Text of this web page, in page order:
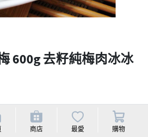
600g 去籽純梅肉冰冰
price
回饋點數
5.0%
商店 最愛 購物